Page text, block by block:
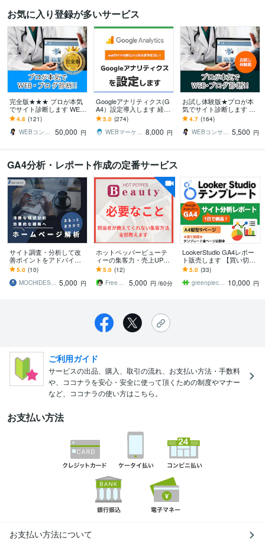
お気に入り登録が多いサービス
完全版★★★ プロが本気
でサイト診断します WEB
コンサルタントがあなた
のサイト・ブログ診断を
行います。
4.8 (121)
WEBコンサルタント神崎
50,000 円
Googleアナリティクス(G
A4）設定導入します 経験
豊富なプロが最適な計測
を実現します
5.0 (274)
WEBマーケ屋 HIDAKA 8,000 円
お試し体験版★プロが本
気でサイト診断します WE
Bコンサルタントがあなた
のWEB・ブログ診断を行
います。
4.7 (164)
WEBコンサルタント神崎 5,500 円
GA4分析・レポート作成の定番サービス
サイト調査・分析して改
善ポイントをアドバイス
します 売上UP・WEB集客
などの課題を解決案をア
ドバイスします
5.0 (10)
MOCHIDESU｜サイト構築＆運営代行 5,000 円
ホットペッパービューテ
ィーの集客力・売上UPし
ます 元リクルート×美容室
店長経験で集客・採用の
改善点をご提案！
5.0 (12)
FreeST【フリースト】
5,000 円 /60分
LookerStudio GA4レポー
ト販売します 【買い切
り】ウェブ解析士が作っ
たGA4分析テンプレート
5.0 (33)
greenpiece_GA4分析コンサル 10,000 円
ご利用ガイド
サービスの出品、購入、取引の流れ、お支払い方法・手数料
や、ココナラを安心・安全に使って頂くための制度やマナー
など、ココナラの使い方はこちら。
お支払い方法
お支払い方法について